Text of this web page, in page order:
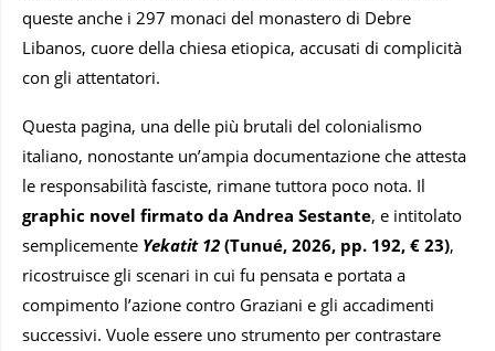
queste anche i 297 monaci del monastero di Debre
Libanos, cuore della chiesa etiopica, accusati di complicità
con gli attentatori.
Questa pagina, una delle più brutali del colonialismo
italiano, nonostante un’ampia documentazione che attesta
le responsabilità fasciste, rimane tuttora poco nota. Il
graphic novel firmato da Andrea Sestante, e intitolato
semplicemente Yekatit 12 (Tunué, 2026, pp. 192, € 23),
ricostruisce gli scenari in cui fu pensata e portata a
compimento l’azione contro Graziani e gli accadimenti
successivi. Vuole essere uno strumento per contrastare